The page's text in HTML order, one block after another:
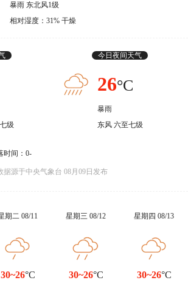
暴雨 东北风1级
相对湿度：31% 干燥
级
今日夜间天气
26°C
暴雨
东风 六至七级
时间：0-
据源于中央气象台 08月09日发布
期二 08/11
30~26°C
星期三 08/12
30~26°C
星期四 08/13
30~26°C